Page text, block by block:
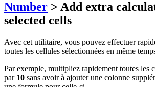
Number > Add extra
selected cells
Avec cet utilitaire, vous pouvez effectuer
toutes les cellules sélectionnées en même
Par exemple, multipliez rapidement toutes les
par 10 sans avoir à ajouter une colonne